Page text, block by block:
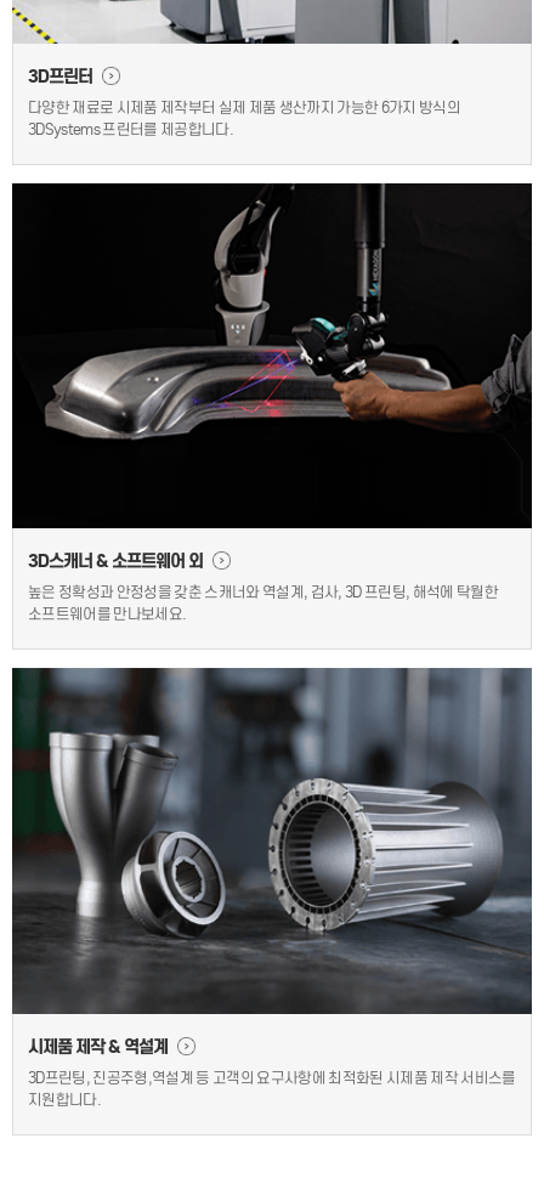
3D프린터
다양한 재료로 시제품 제작부터 실제 제품 생산까지 가능한6가지 방식의
3DSystems 프린터를 제공합니다.
3D스캐너 & 소프트웨어 외
높은 정확성과 안정성을 갖춘 스캐너와 역설계, 검사, 3D 프린팅, 해석에 탁월한
소프트웨어를 만나보세요.
시제품 제작 & 역설계
3D프린팅, 진공주형,역설계 등 고객의 요구사항에 최적화된 시제품 제작 서비스를
지원합니다.